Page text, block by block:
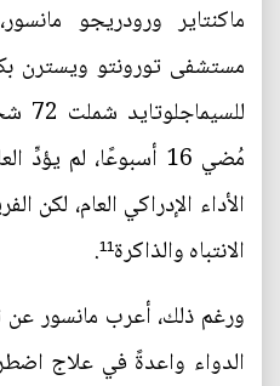
ماكنتاير ورودريجو
مستشفى تورونتو ويسترن
مُضي 16 أسبوعًا، لم
الأداء الإدراكي العام،
الانتباه والذاكرة¹¹.
ورغم ذلك، أعرب مانسور عن
الدواء واعدةً في علاج